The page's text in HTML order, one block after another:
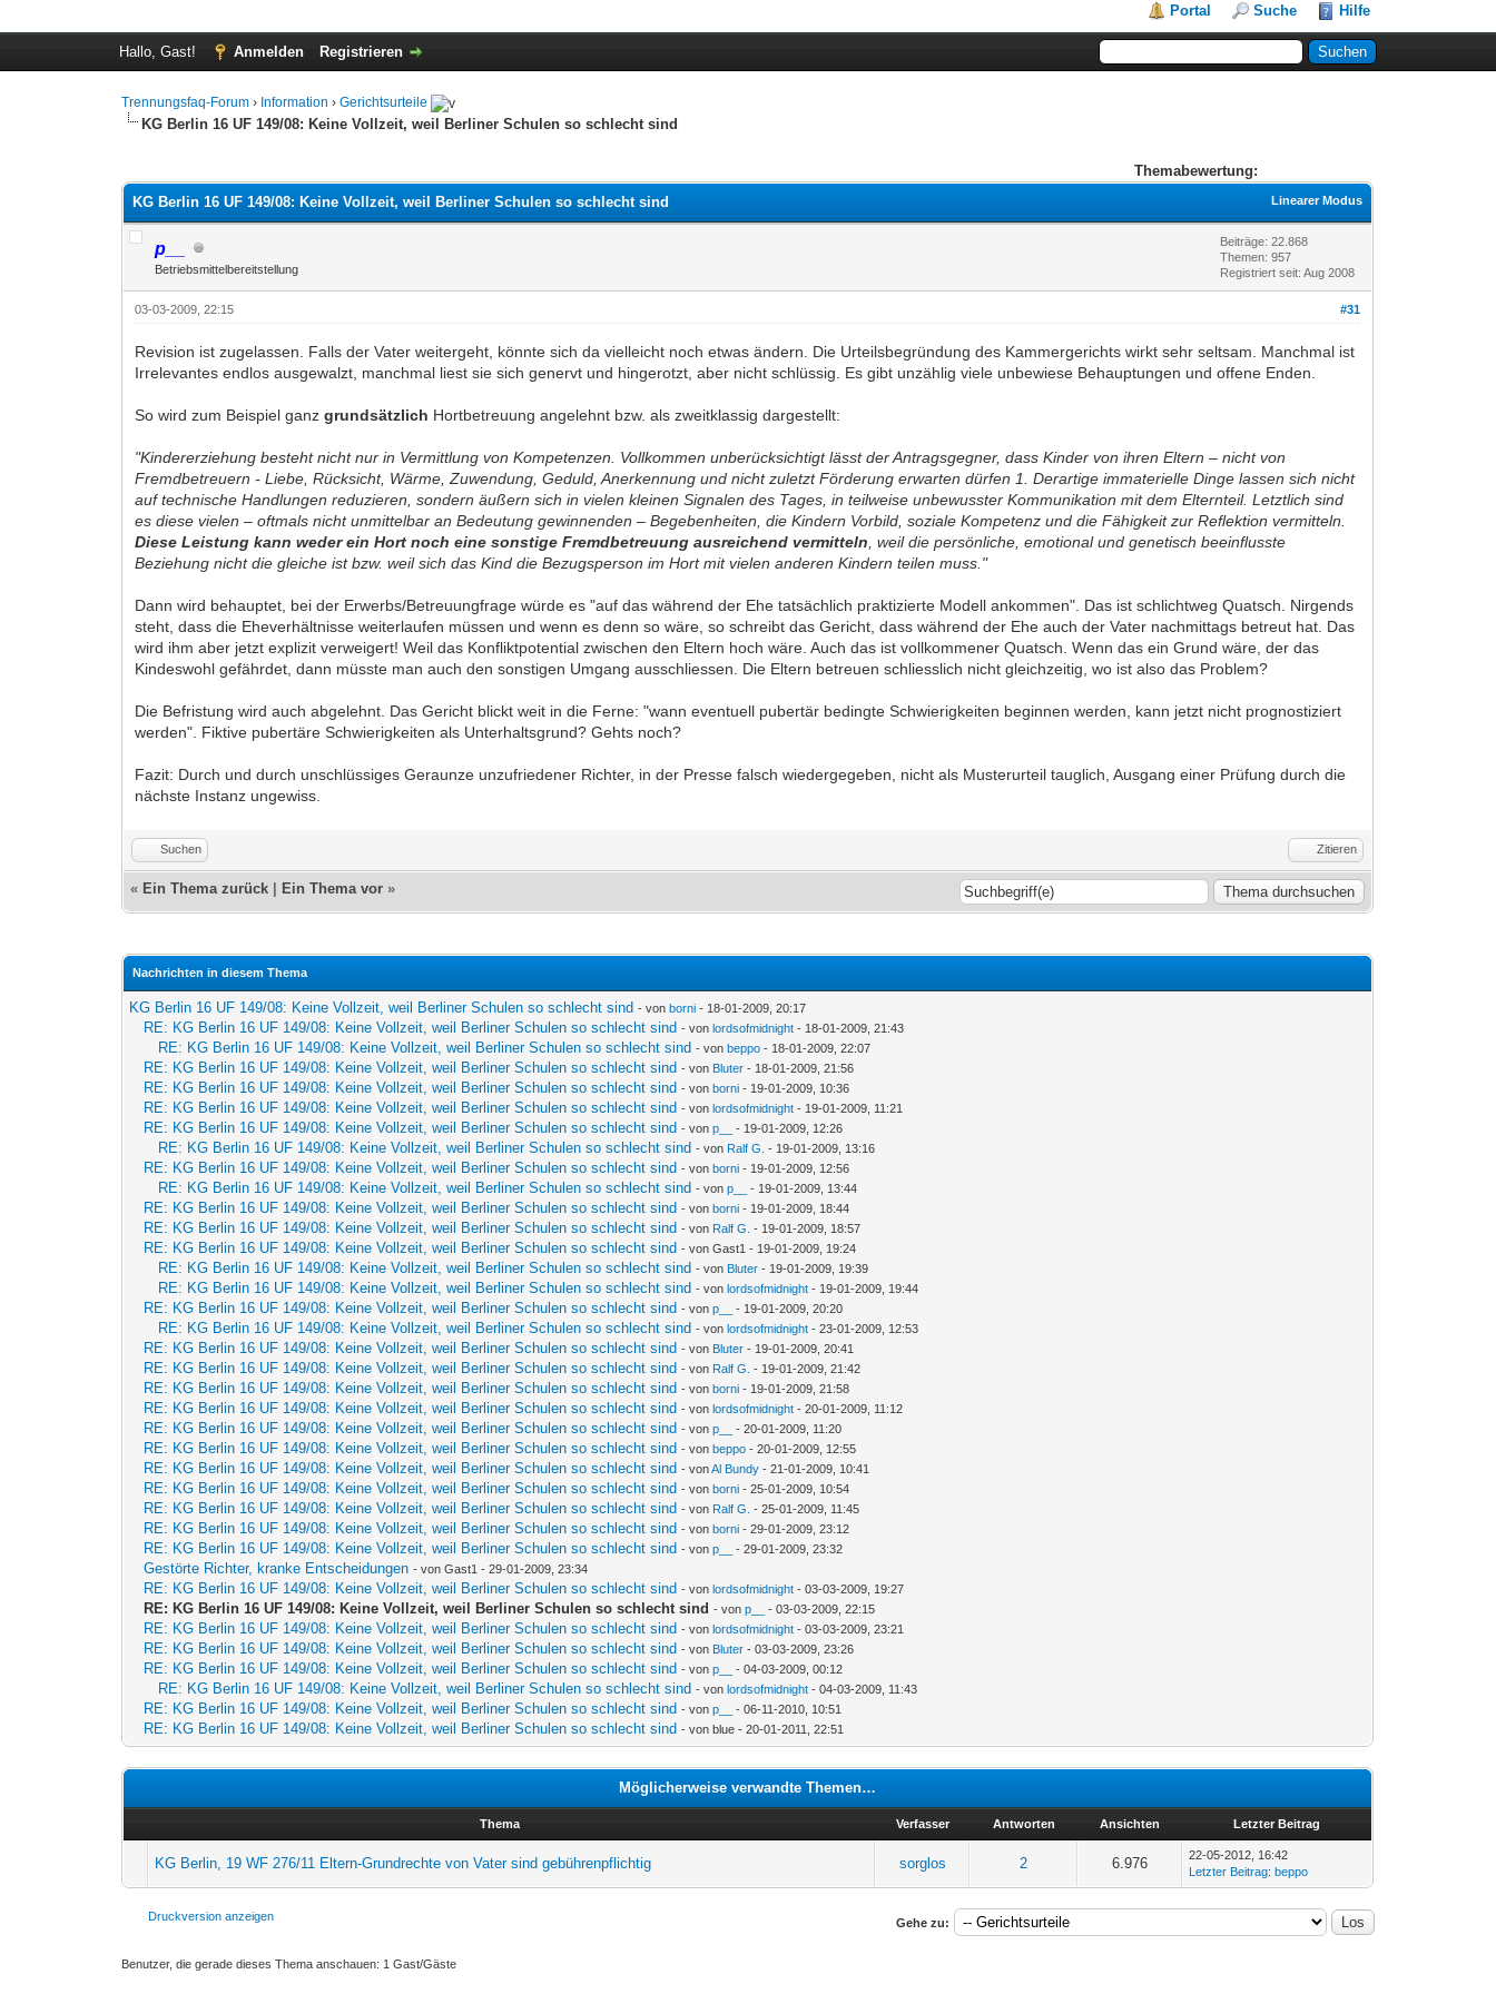
Portal Suche Hilfe
Hallo, Gast! Anmelden Registrieren
Trennungsfaq-Forum › Information ›Gerichtsurteile
KG Berlin 16 UF 149/08: Keine Vollzeit, weil Berliner Schulen so schlecht sind
Themabewertung:
Linearer Modus
KG Berlin 16 UF 149/08: Keine Vollzeit, weil Berliner Schulen so schlecht sind
p__
Betriebsmittelbereitstellung
Beiträge: 22.868
Themen: 957
Registriert seit: Aug 2008
#31
03-03-2009, 22:15
Revision ist zugelassen. Falls der Vater weitergeht, könnte sich da vielleicht noch etwas ändern. Die Urteilsbegründung des Kammergerichts wirkt sehr seltsam. Manchmal ist
Irrelevantes endlos ausgewalzt, manchmal liest sie sich genervt und hingerotzt, aber nicht schlüssig. Es gibt unzählig viele unbewiese Behauptungen und offene Enden.
So wird zum Beispiel ganzgrundsätzlich Hortbetreuung angelehnt bzw. als zweitklassig dargestellt:
"Kindererziehung besteht nicht nur in Vermittlung von Kompetenzen. Vollkommen unberücksichtigt lässt der Antragsgegner, dass Kinder von ihren Eltern – nicht von
Fremdbetreuern - Liebe, Rücksicht, Wärme, Zuwendung, Geduld, Anerkennung und nicht zuletzt Förderung erwarten dürfen 1. Derartige immaterielle Dinge lassen sich nicht
auf technische Handlungen reduzieren, sondern äußern sich in vielen kleinen Signalen des Tages, in teilweise unbewusster Kommunikation mit dem Elternteil. Letztlich sind
es diese vielen – oftmals nicht unmittelbar an Bedeutung gewinnenden – Begebenheiten, die Kindern Vorbild, soziale Kompetenz und die Fähigkeit zur Reflektion vermitteln.
Diese Leistung kann weder ein Hort noch eine sonstige Fremdbetreuung ausreichend vermitteln , weil die persönliche, emotional und genetisch beeinflusste
Beziehung nicht die gleiche ist bzw. weil sich das Kind die Bezugsperson im Hort mit vielen anderen Kindern teilen muss."
Dann wird behauptet, bei der Erwerbs/Betreuungfrage würde es "auf das während der Ehe tatsächlich praktizierte Modell ankommen". Das ist schlichtweg Quatsch. Nirgends
steht, dass die Eheverhältnisse weiterlaufen müssen und wenn es denn so wäre, so schreibt das Gericht, dass während der Ehe auch der Vater nachmittags betreut hat. Das
wird ihm aber jetzt explizit verweigert! Weil das Konfliktpotential zwischen den Eltern hoch wäre. Auch das ist vollkommener Quatsch. Wenn das ein Grund wäre, der das
Kindeswohl gefährdet, dann müsste man auch den sonstigen Umgang ausschliessen. Die Eltern betreuen schliesslich nicht gleichzeitig, wo ist also das Problem?
Die Befristung wird auch abgelehnt. Das Gericht blickt weit in die Ferne: "wann eventuell pubertär bedingte Schwierigkeiten beginnen werden, kann jetzt nicht prognostiziert
werden". Fiktive pubertäre Schwierigkeiten als Unterhaltsgrund? Gehts noch?
Fazit: Durch und durch unschlüssiges Geraunze unzufriedener Richter, in der Presse falsch wiedergegeben, nicht als Musterurteil tauglich, Ausgang einer Prüfung durch die
nächste Instanz ungewiss.
Suchen Zitieren
« Ein Thema zurück Ein Thema vor »
Nachrichten in diesem Thema
KG Berlin 16 UF 149/08: Keine Vollzeit, weil Berliner Schulen so schlecht sind - vonborni - 18-01-2009, 20:17
RE: KG Berlin 16 UF 149/08: Keine Vollzeit, weil Berliner Schulen so schlecht sind - vonlordsofmidnight - 18-01-2009, 21:43
RE: KG Berlin 16 UF 149/08: Keine Vollzeit, weil Berliner Schulen so schlecht sind - vonbeppo - 18-01-2009, 22:07
RE: KG Berlin 16 UF 149/08: Keine Vollzeit, weil Berliner Schulen so schlecht sind - von Bluter - 18-01-2009, 21:56
RE: KG Berlin 16 UF 149/08: Keine Vollzeit, weil Berliner Schulen so schlecht sind - vonborni - 19-01-2009, 10:36
RE: KG Berlin 16 UF 149/08: Keine Vollzeit, weil Berliner Schulen so schlecht sind - vonlordsofmidnight - 19-01-2009, 11:21
RE: KG Berlin 16 UF 149/08: Keine Vollzeit, weil Berliner Schulen so schlecht sind - vonp__ - 19-01-2009, 12:26
RE: KG Berlin 16 UF 149/08: Keine Vollzeit, weil Berliner Schulen so schlecht sind - von Ralf G. - 19-01-2009, 13:16
RE: KG Berlin 16 UF 149/08: Keine Vollzeit, weil Berliner Schulen so schlecht sind - vonborni - 19-01-2009, 12:56
RE: KG Berlin 16 UF 149/08: Keine Vollzeit, weil Berliner Schulen so schlecht sind - vonp__ - 19-01-2009, 13:44
RE: KG Berlin 16 UF 149/08: Keine Vollzeit, weil Berliner Schulen so schlecht sind - vonborni - 19-01-2009, 18:44
RE: KG Berlin 16 UF 149/08: Keine Vollzeit, weil Berliner Schulen so schlecht sind - von Ralf G. - 19-01-2009, 18:57
RE: KG Berlin 16 UF 149/08: Keine Vollzeit, weil Berliner Schulen so schlecht sind - von Gast1 - 19-01-2009, 19:24
RE: KG Berlin 16 UF 149/08: Keine Vollzeit, weil Berliner Schulen so schlecht sind - von Bluter - 19-01-2009, 19:39
RE: KG Berlin 16 UF 149/08: Keine Vollzeit, weil Berliner Schulen so schlecht sind - vonlordsofmidnight - 19-01-2009, 19:44
RE: KG Berlin 16 UF 149/08: Keine Vollzeit, weil Berliner Schulen so schlecht sind - vonp__ - 19-01-2009, 20:20
RE: KG Berlin 16 UF 149/08: Keine Vollzeit, weil Berliner Schulen so schlecht sind - vonlordsofmidnight - 23-01-2009, 12:53
RE: KG Berlin 16 UF 149/08: Keine Vollzeit, weil Berliner Schulen so schlecht sind - von Bluter - 19-01-2009, 20:41
RE: KG Berlin 16 UF 149/08: Keine Vollzeit, weil Berliner Schulen so schlecht sind - von Ralf G. - 19-01-2009, 21:42
RE: KG Berlin 16 UF 149/08: Keine Vollzeit, weil Berliner Schulen so schlecht sind - vonborni - 19-01-2009, 21:58
RE: KG Berlin 16 UF 149/08: Keine Vollzeit, weil Berliner Schulen so schlecht sind - vonlordsofmidnight - 20-01-2009, 11:12
RE: KG Berlin 16 UF 149/08: Keine Vollzeit, weil Berliner Schulen so schlecht sind - vonp__ - 20-01-2009, 11:20
RE: KG Berlin 16 UF 149/08: Keine Vollzeit, weil Berliner Schulen so schlecht sind - vonbeppo - 20-01-2009, 12:55
RE: KG Berlin 16 UF 149/08: Keine Vollzeit, weil Berliner Schulen so schlecht sind - vonAl Bundy - 21-01-2009, 10:41
RE: KG Berlin 16 UF 149/08: Keine Vollzeit, weil Berliner Schulen so schlecht sind - vonborni - 25-01-2009, 10:54
RE: KG Berlin 16 UF 149/08: Keine Vollzeit, weil Berliner Schulen so schlecht sind - von Ralf G. - 25-01-2009, 11:45
RE: KG Berlin 16 UF 149/08: Keine Vollzeit, weil Berliner Schulen so schlecht sind - vonborni - 29-01-2009, 23:12
RE: KG Berlin 16 UF 149/08: Keine Vollzeit, weil Berliner Schulen so schlecht sind - vonp__ - 29-01-2009, 23:32
Gestörte Richter, kranke Entscheidungen - von Gast1 - 29-01-2009, 23:34
RE: KG Berlin 16 UF 149/08: Keine Vollzeit, weil Berliner Schulen so schlecht sind - vonlordsofmidnight - 03-03-2009, 19:27
RE: KG Berlin 16 UF 149/08: Keine Vollzeit, weil Berliner Schulen so schlecht sind - vonp__ - 03-03-2009, 22:15
RE: KG Berlin 16 UF 149/08: Keine Vollzeit, weil Berliner Schulen so schlecht sind - vonlordsofmidnight - 03-03-2009, 23:21
RE: KG Berlin 16 UF 149/08: Keine Vollzeit, weil Berliner Schulen so schlecht sind - von Bluter - 03-03-2009, 23:26
RE: KG Berlin 16 UF 149/08: Keine Vollzeit, weil Berliner Schulen so schlecht sind - vonp__ - 04-03-2009, 00:12
RE: KG Berlin 16 UF 149/08: Keine Vollzeit, weil Berliner Schulen so schlecht sind - vonlordsofmidnight - 04-03-2009, 11:43
RE: KG Berlin 16 UF 149/08: Keine Vollzeit, weil Berliner Schulen so schlecht sind - vonp__ - 06-11-2010, 10:51
RE: KG Berlin 16 UF 149/08: Keine Vollzeit, weil Berliner Schulen so schlecht sind - von blue - 20-01-2011, 22:51
Möglicherweise verwandte Themen…
Thema Verfasser Antworten Ansichten Letzter Beitrag
KG Berlin, 19 WF 276/11 Eltern-Grundrechte von Vater sind gebührenpflichtig sorglos 2 6.976
22-05-2012, 16:42
Letzter Beitrag:beppo
Druckversion anzeigen Gehe zu:
Benutzer, die gerade dieses Thema anschauen: 1 Gast/Gäste